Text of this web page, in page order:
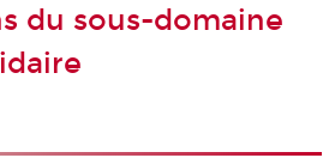
du sous-domaine